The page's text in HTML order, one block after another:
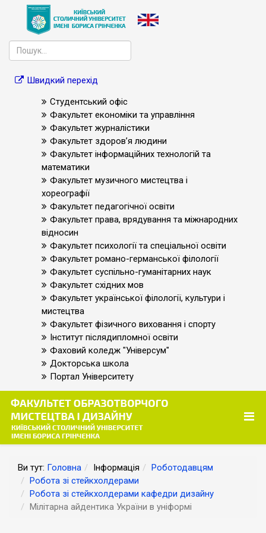
Швидкий перехід
Студентський офіс
Факультет економіки та управління
Факультет журналістики
Факультет здоров’я людини
Факультет інформаційних технологій та
математики
Факультет музичного мистецтва і
хореографії
Факультет педагогічної освіти
Факультет права, врядування та міжнародних
відносин
Факультет психології та спеціальної освіти
Факультет романо-германської філології
Факультет суспільно-гуманітарних наук
Факультет східних мов
Факультет української філології, культури і
мистецтва
Факультет фізичного виховання і спорту
Інститут післядипломної освіти
Фаховий коледж "Універсум"
Докторська школа
Портал Університету
Ви тут: Головна Інформація
Роботодавцям
Робота зі стейкхолдерами
Робота зі стейкхолдерами кафедри дизайну
Мілітарна айдентика України в уніформі